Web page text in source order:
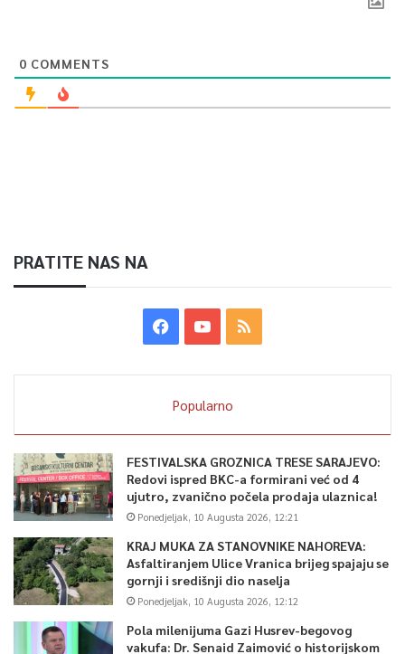
0 COMMENTS
PRATITE NAS NA
Popularno
FESTIVALSKA GROZNICA TRESE SARAJEVO:
Redovi ispred BKC-a formirani već od 4
ujutro, zvanično počela prodaja ulaznica!
Ponedjeljak, 10 Augusta 2026, 12:21
KRAJ MUKA ZA STANOVNIKE NAHOREVA:
Asfaltiranjem Ulice Vranica brijeg spajaju se
gornji i središnji dio naselja
Ponedjeljak, 10 Augusta 2026, 12:12
Pola milenijuma Gazi Husrev-begovog
vakufa: Dr. Senaid Zaimović o historijskom